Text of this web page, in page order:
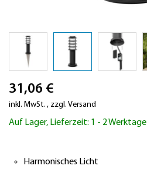
Anfang
der
springen
31,06 €
inkl. MwSt. , zzgl. Versand
Auf Lager, Lieferzeit: 1 - 2 Werktage
Harmonisches Licht